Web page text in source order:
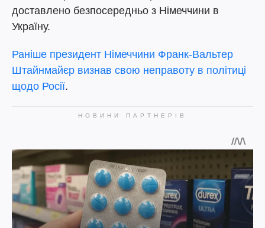
доставлено безпосередньо з Німеччини в
Україну.
Раніше президент Німеччини Франк-Вальтер
Штайнмайєр визнав свою неправоту в політиці
щодо Росії.